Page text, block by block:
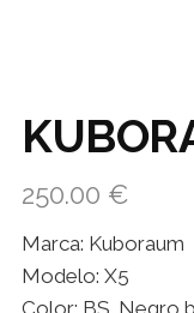
250.00 €
Marca: Kuboraum
Modelo: X5
Color: BS. Negro